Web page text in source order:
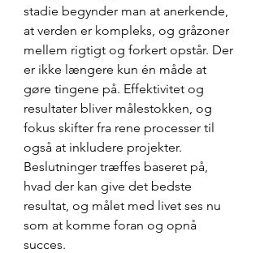
stadie begynder man at anerkende,
at verden er kompleks, og gråzoner
mellem rigtigt og forkert opstår. Der
er ikke længere kun én måde at
gøre tingene på. Effektivitet og
resultater bliver målestokken, og
fokus skifter fra rene processer til
også at inkludere projekter.
Beslutninger træffes baseret på,
hvad der kan give det bedste
resultat, og målet med livet ses nu
som at komme foran og opnå
succes.